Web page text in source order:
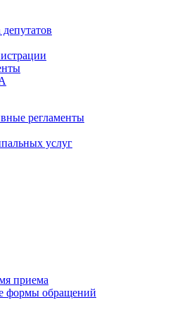
регламенты
услуг
приема
формы обращений